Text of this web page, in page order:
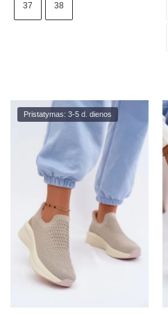
37 38
Pristatymas: 3-5 d. dienos